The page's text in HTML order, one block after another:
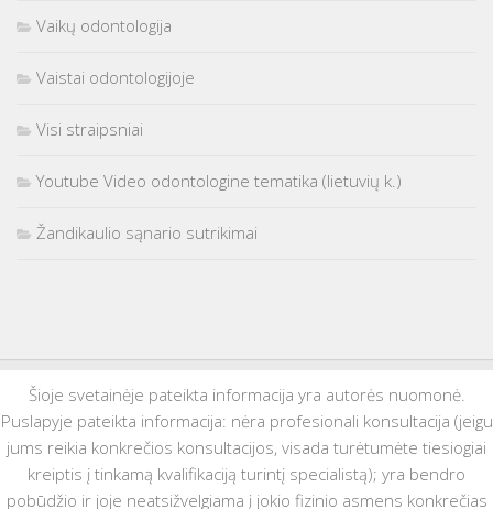
Vaikų odontologija
Vaistai odontologijoje
Visi straipsniai
Youtube Video odontologine tematika (lietuvių k.)
Žandikaulio sąnario sutrikimai
Šioje svetainėje pateikta informacija yra autorės nuomonė.
Puslapyje pateikta informacija: nėra profesionali konsultacija (jeigu
jums reikia konkrečios konsultacijos, visada turėtumėte tiesiogiai
kreiptis į tinkamą kvalifikaciją turintį specialistą); yra bendro
pobūdžio ir joje neatsižvelgiama į jokio fizinio asmens konkrečias